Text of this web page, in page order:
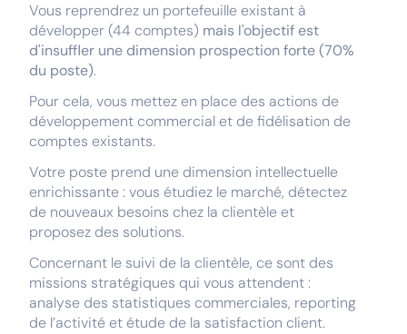
Vous reprendrez un portefeuille existant à
développer (44 comptes) mais l'objectif est
d'insuffler une dimension prospection forte (70%
du poste).
Pour cela, vous mettez en place des actions de
développement commercial et de fidélisation de
comptes existants.
Votre poste prend une dimension intellectuelle
enrichissante : vous étudiez le marché, détectez
de nouveaux besoins chez la clientèle et
proposez des solutions.
Concernant le suivi de la clientèle, ce sont des
missions stratégiques qui vous attendent :
analyse des statistiques commerciales, reporting
de l’activité et étude de la satisfaction client.